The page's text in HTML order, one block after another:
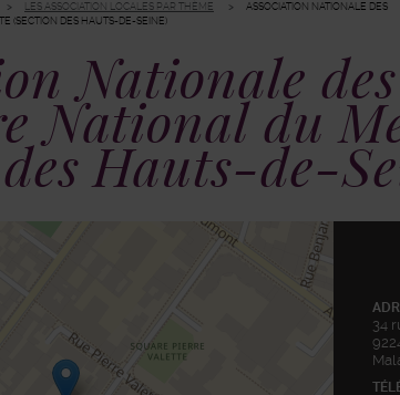
LES ASSOCIATION LOCALES PAR THÈME
ASSOCIATION NATIONALE DES
(SECTION DES HAUTS-DE-SEINE)
Nationale
National du
Hauts-de-
34